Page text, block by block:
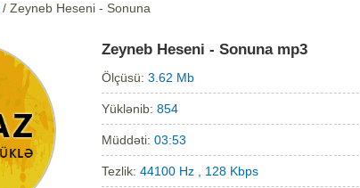
/ Zeyneb Heseni - Sonuna
Zeyneb Heseni - Sonuna mp3
Ölçüsü: 3.62 Mb
Yüklənib: 854
Müddəti: 03:53
Tezlik: 44100 Hz , 128 Kbps